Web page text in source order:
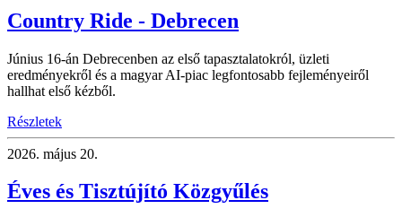
Country Ride - Debrecen
Június 16-án Debrecenben az első tapasztalatokról, üzleti
eredményekről és a magyar AI-piac legfontosabb fejleményeiről
hallhat első kézből.
Részletek
2026. május 20.
Éves és Tisztújító Közgyűlés